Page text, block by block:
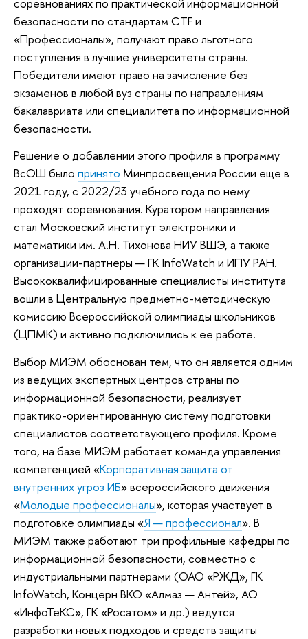
безопасности по стандартам CTF и
«Профессионалы», получают право льготного
поступления в лучшие университеты страны.
Победители имеют право на зачисление без
экзаменов в любой вуз страны по направлениям
бакалавриата или специалитета по информационной
безопасности.
Решение о добавлении этого профиля в программу
ВсОШ было принято Минпросвещения России еще в
2021 году, с 2022/23 учебного года по нему
проходят соревнования. Куратором направления
стал Московский институт электроники и
математики им. А.Н. Тихонова НИУ ВШЭ, а также
организации-партнеры — ГК InfoWatch и ИПУ РАН.
Высококвалифицированные специалисты института
вошли в Центральную предметно-методическую
комиссию Всероссийской олимпиады школьников
(ЦПМК) и активно подключились к ее работе.
Выбор МИЭМ обоснован тем, что он является одним
из ведущих экспертных центров страны по
информационной безопасности, реализует
практико-ориентированную систему подготовки
специалистов соответствующего профиля. Кроме
того, на базе МИЭМ работает команда управления
компетенцией «Корпоративная защита от
внутренних угроз ИБ» всероссийского движения
«Молодые профессионалы», которая участвует в
подготовке олимпиады «Я — профессионал». В
МИЭМ также работают три профильные кафедры по
информационной безопасности, совместно с
индустриальными партнерами (ОАО «РЖД», ГК
InfoWatch, Концерн ВКО «Алмаз — Антей», АО
«ИнфоТеКС», ГК «Росатом» и др.) ведутся
разработки новых подходов и средств защиты